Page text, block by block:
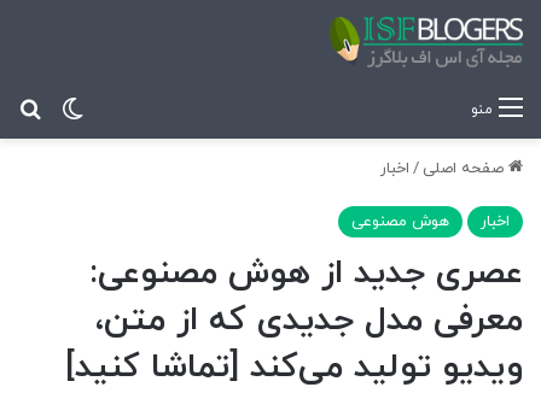
منو
صفحه اصلی / اخبار
اخبار هوش مصنوعی
عصری جدید از هوش مصنوعی:
معرفی مدل جدیدی که از متن،
ویدیو تولید می‌کند [تماشا کنید]